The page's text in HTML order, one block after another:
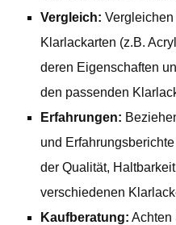
Vergleich:
Klarlackarten (z.B.
deren Eigenschaften
den passenden
Erfahrungen:
und
der Qualität,
verschiedenen
Kaufberatung: Achten